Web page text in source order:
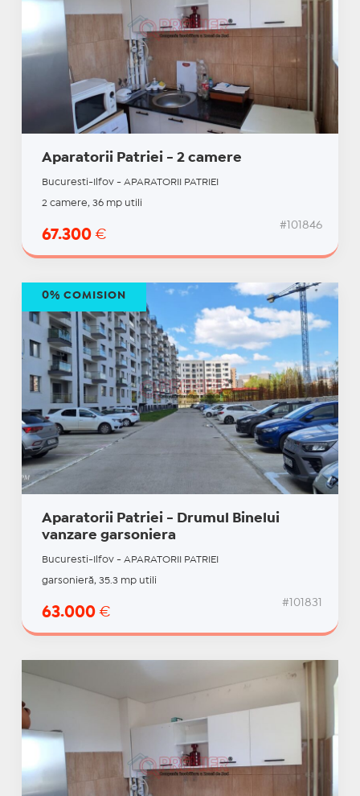
Aparatorii Patriei - 2 camere
Bucuresti-Ilfov - APARATORII PATRIEI
2 camere, 36 mp utili
67.300 €
#101846
Aparatorii Patriei - Drumul Binelui
vanzare garsoniera
Bucuresti-Ilfov - APARATORII PATRIEI
garsonieră, 35.3 mp utili
63.000 €
#101831
0% COMISION